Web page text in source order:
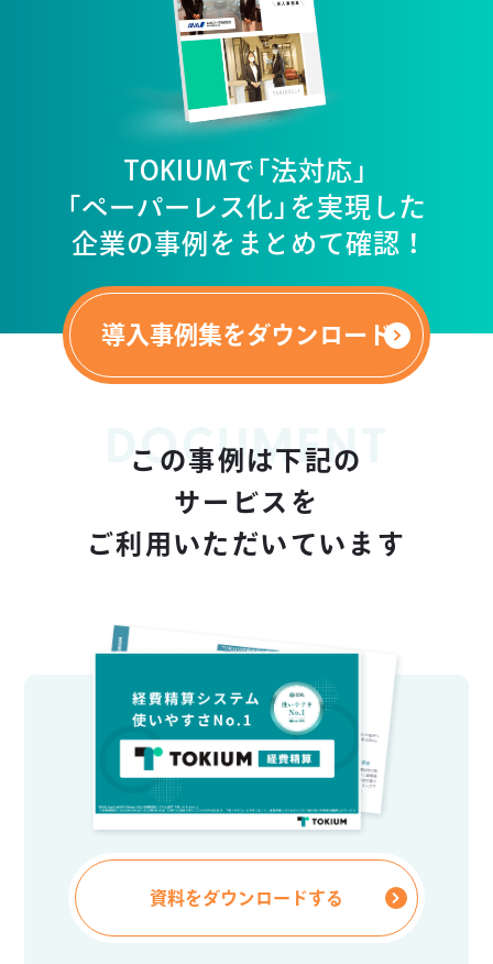
TOKIUMで「法対応」
「ペーパーレス化」を実現した
企業の事例をまとめて確認 ！
導入事例集をダウンロード
DOCUMENT
この事例は下記の
サービスを
ご利用いただいています
資料をダウンロードする